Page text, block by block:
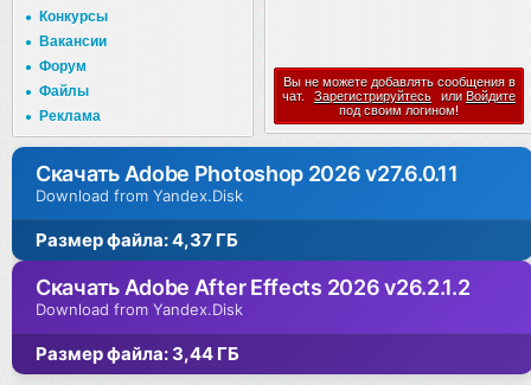
Конкурсы
Вакансии
Форум
Файлы
Реклама
Вы не можете добавлять сообщения в
чат.
Зарегистрируйтесь или Войдите
под своим логином!
Скачать Adobe Photoshop 2026 v27.6.0.11
Download from Yandex.Disk
Размер файла: 4,37 ГБ
Скачать Adobe After Effects 2026 v26.2.1.2
Download from Yandex.Disk
Размер файла: 3,44 ГБ